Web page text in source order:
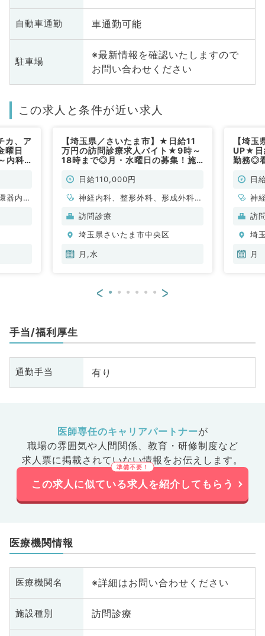
自動車通勤 車通勤可能
駐車場
※最新情報を確認いたしますので
お問い合わせください
この求人と条件が近い求人
カ、ア
曜日
内科
器内
【埼玉県／さいたま市】★日給11
万円の訪問診療求人バイト★9時～
18時まで◎月・水曜日の募集！施
り駅より徒歩圏内（一般内科／非常
日給110,000円
神経内科、整形外科、形成外科、
脳神経外科、呼吸器外科、心臓血
般内科、循環器内科、呼吸器内
科、消化器内科、内分泌・代謝内
器外科、乳腺外科、膠原病科
訪問診療
埼玉県さいたま市中央区
月,水
【埼
UP★日
勤務◎
日
神
脳
般
科
訪
埼
月
< >
手当/福利厚生
通勤手当 有り
医師専任のキャリアパートナーが
職場の雰囲気や人間関係、 教育・研修制度など
求人票に掲載されていない情報をお伝えします。
この求人に似ている求人を紹介してもらう
医療機関情報
医療機関名 ※詳細はお問い合わせください
施設種別 訪問診療